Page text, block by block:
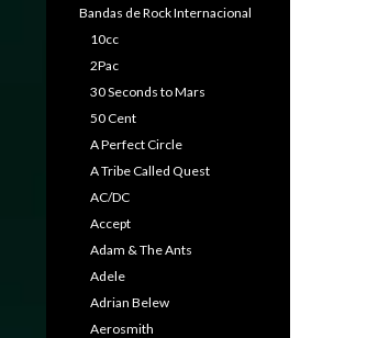
Bandas de Rock Internacional
10cc
2Pac
30 Seconds to Mars
50 Cent
A Perfect Circle
A Tribe Called Quest
AC/DC
Accept
Adam & The Ants
Adele
Adrian Belew
Aerosmith